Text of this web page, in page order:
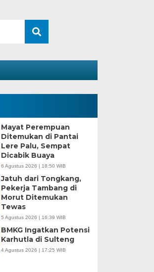
Mayat Perempuan
Ditemukan di Pantai
Lere Palu, Sempat
Dicabik Buaya
6 Agustus 2026 | 18:50 WIB
Jatuh dari Tongkang,
Pekerja Tambang di
Morut Ditemukan
Tewas
5 Agustus 2026 | 16:39 WIB
BMKG Ingatkan Potensi
Karhutla di Sulteng
4 Agustus 2026 | 17:25 WIB